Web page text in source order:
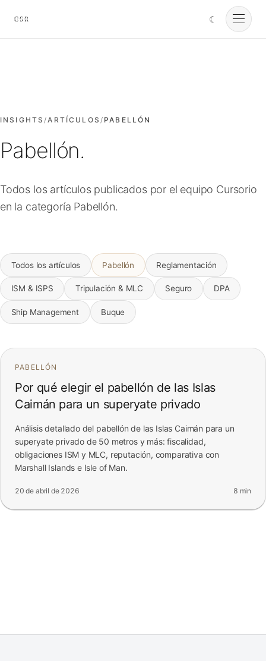
Cursorio
☾
Cursorio Manager
Herramientas
Insights
FAQ
Contacto
INSIGHTS/ARTÍCULOS / PABELLÓN
Pabellón.
Todos los artículos publicados por el equipo Cursorio
en la categoría Pabellón.
Todos los artículos Pabellón Reglamentación
ISM & ISPS Tripulación & MLC Seguro DPA
Ship Management Buque
PABELLÓN
Por qué elegir el pabellón de las Islas
Caimán para un superyate privado
Análisis detallado del pabellón de las Islas Caimán para un
superyate privado de 50 metros y más: fiscalidad,
obligaciones ISM y MLC, reputación, comparativa con
Marshall Islands e Isle of Man.
20 de abril de 2026 8 min